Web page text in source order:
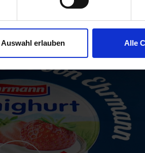
leckere Sorte aus unserer Familien-
personalisieren, Funktionen für
Datenschutz
erlauben Alle